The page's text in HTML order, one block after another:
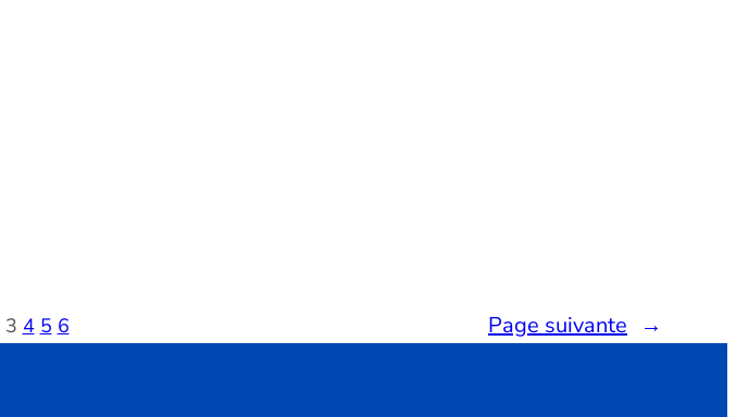
3 4 5 6 Page suivante →